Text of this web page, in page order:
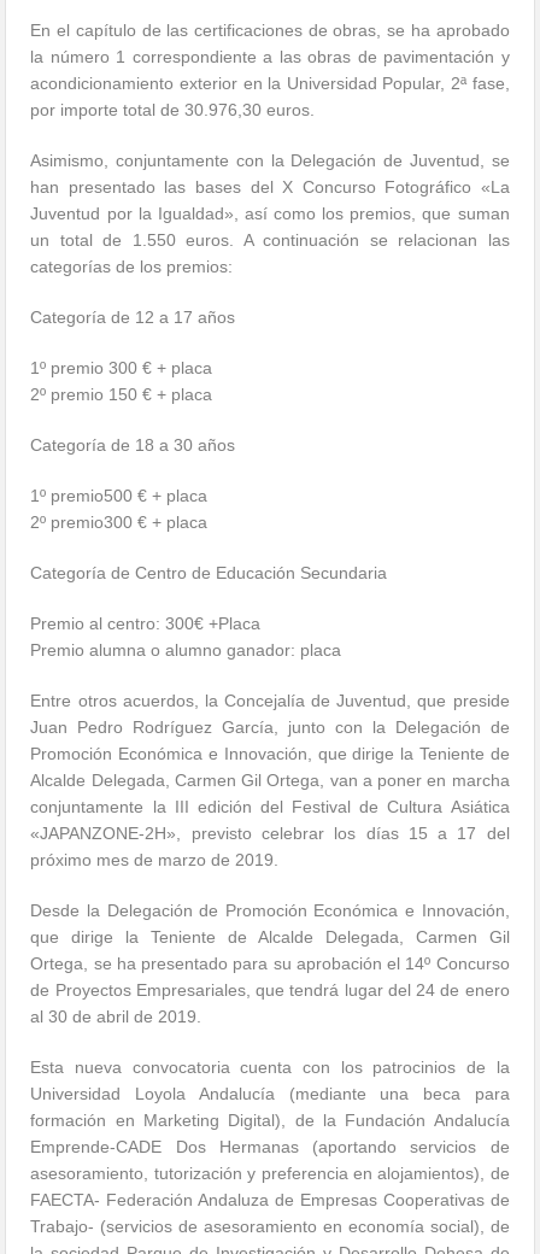
En el capítulo de las certificaciones de obras, se ha aprobado
la número 1 correspondiente a las obras de pavimentación y
acondicionamiento exterior en la Universidad Popular, 2ª fase,
por importe total de 30.976,30 euros.
Asimismo, conjuntamente con la Delegación de Juventud, se
han presentado las bases del X Concurso Fotográfico «La
Juventud por la Igualdad», así como los premios, que suman
un total de 1.550 euros. A continuación se relacionan las
categorías de los premios:
Categoría de 12 a 17 años
1º premio 300 € + placa
2º premio 150 € + placa
Categoría de 18 a 30 años
1º premio500 € + placa
2º premio300 € + placa
Categoría de Centro de Educación Secundaria
Premio al centro: 300€ +Placa
Premio alumna o alumno ganador: placa
Entre otros acuerdos, la Concejalía de Juventud, que preside
Juan Pedro Rodríguez García, junto con la Delegación de
Promoción Económica e Innovación, que dirige la Teniente de
Alcalde Delegada, Carmen Gil Ortega, van a poner en marcha
conjuntamente la III edición del Festival de Cultura Asiática
«JAPANZONE-2H», previsto celebrar los días 15 a 17 del
próximo mes de marzo de 2019.
Desde la Delegación de Promoción Económica e Innovación,
que dirige la Teniente de Alcalde Delegada, Carmen Gil
Ortega, se ha presentado para su aprobación el 14º Concurso
de Proyectos Empresariales, que tendrá lugar del 24 de enero
al 30 de abril de 2019.
Esta nueva convocatoria cuenta con los patrocinios de la
Universidad Loyola Andalucía (mediante una beca para
formación en Marketing Digital), de la Fundación Andalucía
Emprende-CADE Dos Hermanas (aportando servicios de
asesoramiento, tutorización y preferencia en alojamientos), de
FAECTA- Federación Andaluza de Empresas Cooperativas de
Trabajo- (servicios de asesoramiento en economía social), de